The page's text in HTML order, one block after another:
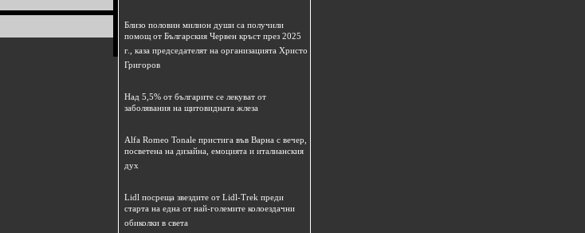
Близо половин милион души са получили
помощ от Българския Червен кръст през 2025
г., каза председателят на организацията Христо
Григоров
Над 5,5% от българите се лекуват от
заболявания на щитовидната жлеза
Alfa Romeo Tonale пристига във Варна с вечер,
посветена на дизайна, емоцията и италианския
дух
Lidl посреща звездите от Lidl-Trek преди
старта на една от най-големите колоездачни
обиколки в света